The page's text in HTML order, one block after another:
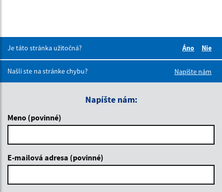
Je táto stránka užitočná?
Áno
Nie
Našli ste na stránke chybu?
Napíšte nám
Napíšte nám:
Meno (povinné)
E-mailová adresa (povinné)